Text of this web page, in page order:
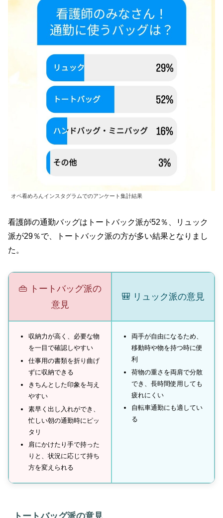
オペ看めろんインスタグラムでのアンケート集計結果
看護師の通勤バッグはトートバック派が52％、リュック
派が29％で、トートバック派の方が多い結果となりまし
た。
👜 トートバッグ派の
意見
🎒 リュック派の意見
収納力が高く、必要な物
を一目で確認しやすい
仕事用の書類を折り曲げ
ずに収納できる
きちんとした印象を与え
やすい
素早く出し入れができ、
忙しい朝の通勤時にピッ
タリ
肩にかけたり手で持った
りと、状況に応じて持ち
方を変えられる
両手が自由になるため、
移動時や物を持つ時に便
利
荷物の重さを両肩で分散
でき、長時間使用しても
疲れにくい
自転車通勤にも適してい
る
トートバッグ派の意見